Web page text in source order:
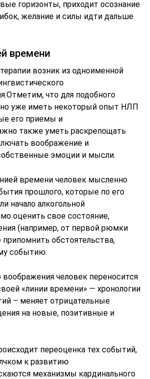
горизонты, приходит осознание
желание и силы идти дальше
времени
возник из одноименной
что для подобного
уже иметь некоторый опыт НЛП
его приемы и
также уметь раскрепощать
воображение и
эмоции и мысли.
времени человек мысленно
прошлого, которые по его
начало алкогольной
оценить свое состояние,
(например, от первой рюмки
припомнить обстоятельства,
событию.
человек переносится
«линии времени» — хронологии
– меняет отрицательные
на новые, позитивные и
переоценка тех событий,
к развитию
механизмы кардинального